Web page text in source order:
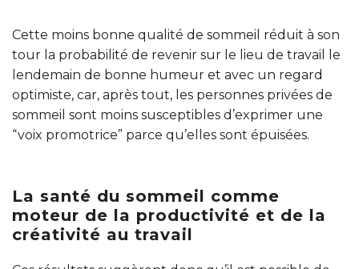
Cette moins bonne qualité de sommeil réduit à son
tour la probabilité de revenir sur le lieu de travail le
lendemain de bonne humeur et avec un regard
optimiste, car, après tout, les personnes privées de
sommeil sont moins susceptibles d’exprimer une
“voix promotrice” parce qu’elles sont épuisées.
La santé du sommeil comme
moteur de la productivité et de la
créativité au travail